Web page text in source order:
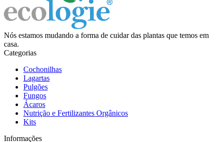
Nós estamos mudando a forma de cuidar das plantas que temos em
casa.
Categorias
Cochonilhas
Lagartas
Pulgões
Fungos
Ácaros
Nutrição e Fertilizantes Orgânicos
Kits
Informações